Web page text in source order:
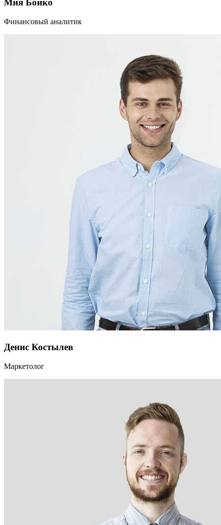
Мия Бойко
Финансовый аналитик
Денис Костылев
Маркетолог